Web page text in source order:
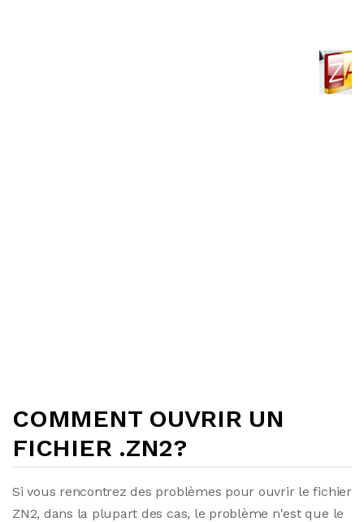
COMMENT OUVRIR UN
FICHIER .ZN2?
Si vous rencontrez des problèmes pour ouvrir le fichier
ZN2, dans la plupart des cas, le problème n'est que le